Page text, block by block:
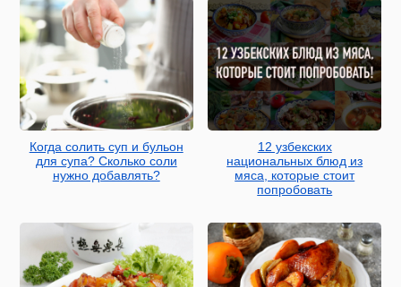
Когда солить суп и бульон
для супа? Сколько соли
нужно добавлять?
12 узбекских
национальных блюд из
мяса, которые стоит
попробовать